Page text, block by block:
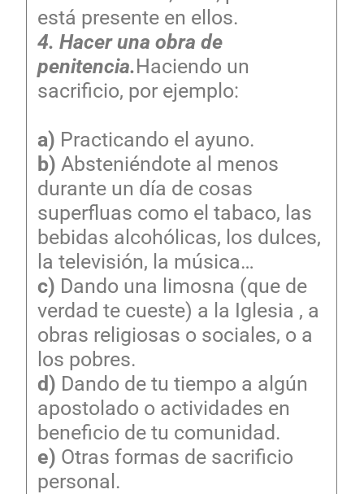
está presente en ellos.
4. Hacer una obra de
penitencia.Haciendo un
sacrificio, por ejemplo:
a) Practicando el ayuno.
b) Absteniéndote al menos
durante un día de cosas
superfluas como el tabaco, las
bebidas alcohólicas, los dulces,
la televisión, la música…
c) Dando una limosna (que de
verdad te cueste) a la Iglesia , a
obras religiosas o sociales, o a
los pobres.
d) Dando de tu tiempo a algún
apostolado o actividades en
beneficio de tu comunidad.
e) Otras formas de sacrificio
personal.